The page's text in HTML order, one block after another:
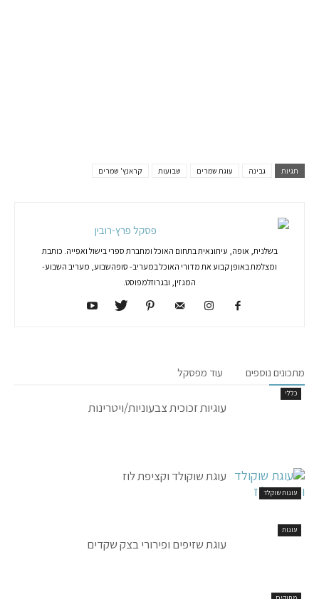
תגיות גבינה עוגת שמרים שבועות קראנץ' שמרים
פסקל פרץ-רובין
בשלנית, אופה, עיתונאית בתחום האוכל ומחברת ספרי בישול ואפייה. כותבת
ומצלמת באופן קבוע את מדורי האוכל במעריב- סופהשבוע, מעריב השבוע-
המגזין, ובגרוזלמפוסט.
מתכונים נוספים עוד מפסקל
כללי
עוגיות זכוכית צבעוניות/ויטרינות
עוגות שוקלד
עוגת שוקולד וקציפת לוז
עוגות
עוגת שזיפים ופירורי בצק שקדים